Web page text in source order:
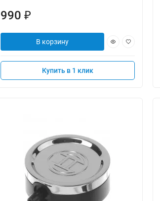
990 ₽
В корзину
Купить в 1 клик